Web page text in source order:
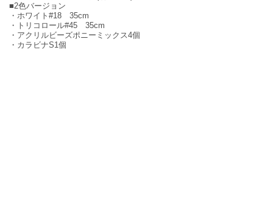
■2色バージョン
・ホワイト#18 35cm
・トリコロール#45 35cm
・アクリルビーズポニーミックス4個
・カラビナS1個